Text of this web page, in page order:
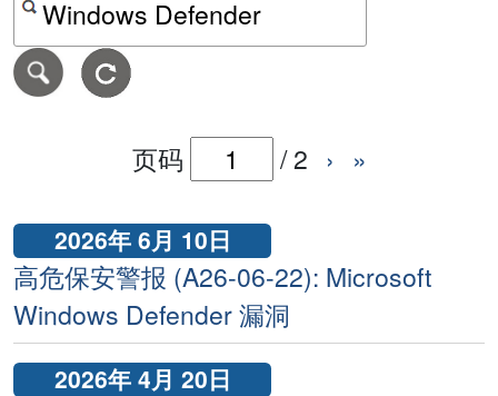
页码 /2 › »
2026年 6月 10日
高危保安警报 (A26-06-22): Microsoft
Windows Defender 漏洞
2026年 4月 20日